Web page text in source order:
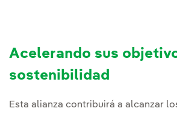
Acelerando sus
sostenibilidad
Esta alianza contribuirá a alcanzar